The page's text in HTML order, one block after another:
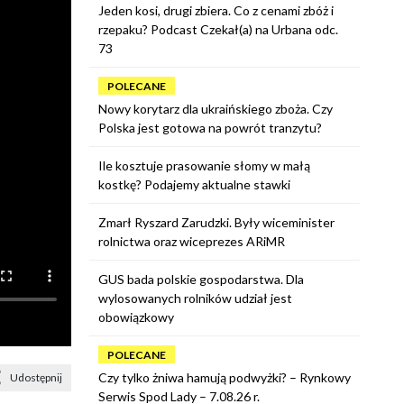
Udostępnij
Jeden kosi, drugi zbiera. Co z cenami zbóż i
rzepaku? Podcast Czekał(a) na Urbana odc.
73
POLECANE
Nowy korytarz dla ukraińskiego zboża. Czy
Polska jest gotowa na powrót tranzytu?
Ile kosztuje prasowanie słomy w małą
kostkę? Podajemy aktualne stawki
Zmarł Ryszard Zarudzki. Były wiceminister
rolnictwa oraz wiceprezes ARiMR
GUS bada polskie gospodarstwa. Dla
wylosowanych rolników udział jest
obowiązkowy
POLECANE
Czy tylko żniwa hamują podwyżki? – Rynkowy
Serwis Spod Lady – 7.08.26 r.